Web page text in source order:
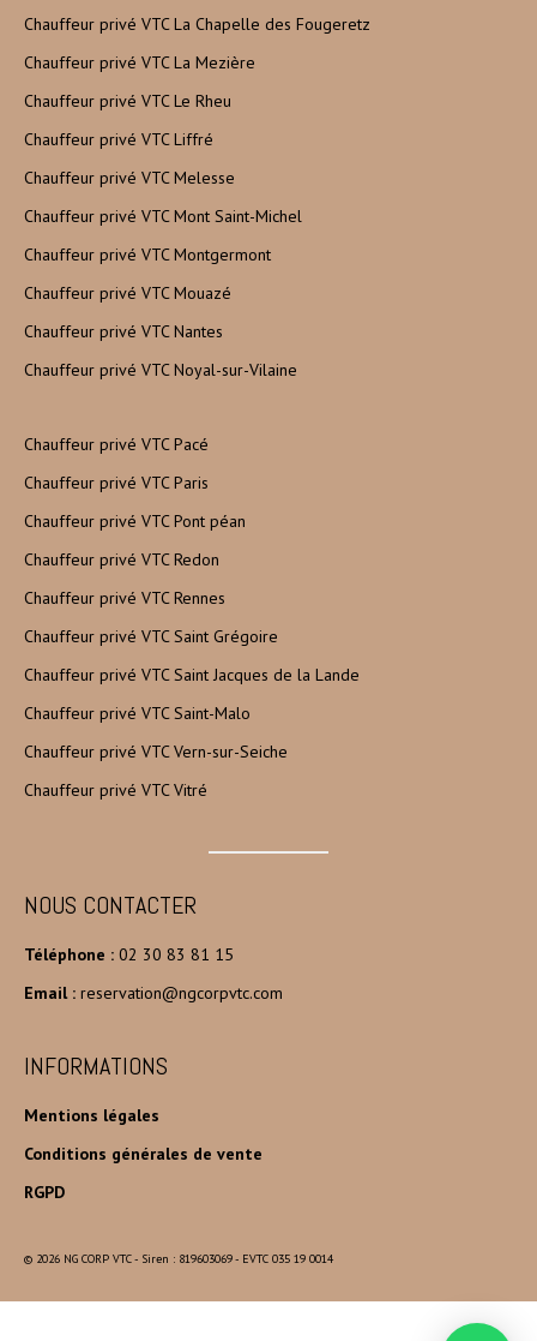
Chauffeur privé VTC La Chapelle des Fougeretz
Chauffeur privé VTC La Mezière
Chauffeur privé VTC Le Rheu
Chauffeur privé VTC Liffré
Chauffeur privé VTC Melesse
Chauffeur privé VTC Mont Saint-Michel
Chauffeur privé VTC Montgermont
Chauffeur privé VTC Mouazé
Chauffeur privé VTC Nantes
Chauffeur privé VTC Noyal-sur-Vilaine
Chauffeur privé VTC Pacé
Chauffeur privé VTC Paris
Chauffeur privé VTC Pont péan
Chauffeur privé VTC Redon
Chauffeur privé VTC Rennes
Chauffeur privé VTC Saint Grégoire
Chauffeur privé VTC Saint Jacques de la Lande
Chauffeur privé VTC Saint-Malo
Chauffeur privé VTC Vern-sur-Seiche
Chauffeur privé VTC Vitré
NOUS CONTACTER
Téléphone : 02 30 83 81 15
Email : reservation@ngcorpvtc.com
INFORMATIONS
Mentions légales
Conditions générales de vente
RGPD
© 2026 NG CORP VTC - Siren : 819603069 - EVTC 035 19 0014